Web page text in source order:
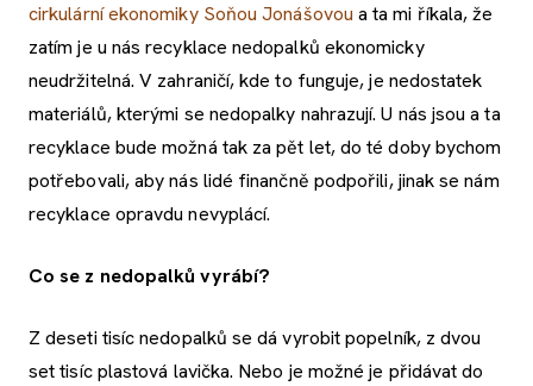
cirkulární ekonomiky Soňou Jonášovou a ta mi říkala, že
zatím je u nás recyklace nedopalků ekonomicky
neudržitelná. V zahraničí, kde to funguje, je nedostatek
materiálů, kterými se nedopalky nahrazují. U nás jsou a ta
recyklace bude možná tak za pět let, do té doby bychom
potřebovali, aby nás lidé finančně podpořili, jinak se nám
recyklace opravdu nevyplácí.
Co se z nedopalků vyrábí?
Z deseti tisíc nedopalků se dá vyrobit popelník, z dvou
set tisíc plastová lavička. Nebo je možné je přidávat do